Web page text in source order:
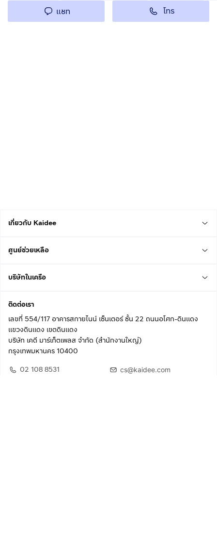
แชท โทร
เกี่ยวกับ Kaidee
ศูนย์ช่วยเหลือ
บริษัทในเครือ
ติดต่อเรา
เลขที่ 554/117 อาคารสกายไนน์ เซ็นเตอร์ ชั้น 22 ถนนอโศก-ดินแดง
แขวงดินแดง เขตดินแดง
บริษัท เคดี มาร์เก็ตเพลส จำกัด (สำนักงานใหญ่)
กรุงเทพมหานคร 10400
02 108 8531
cs@kaidee.com